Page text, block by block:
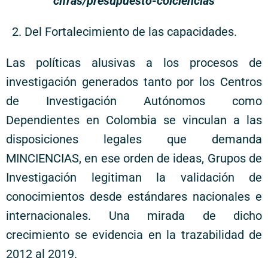
2. Del Fortalecimiento de las capacidades.
Las políticas alusivas a los procesos de
investigación generados tanto por los Centros
de Investigación Autónomos como
Dependientes en Colombia se vinculan a las
disposiciones legales que demanda
MINCIENCIAS, en ese orden de ideas, Grupos de
Investigación legitiman la validación de
conocimientos desde estándares nacionales e
internacionales. Una mirada de dicho
crecimiento se evidencia en la trazabilidad de
2012 al 2019.